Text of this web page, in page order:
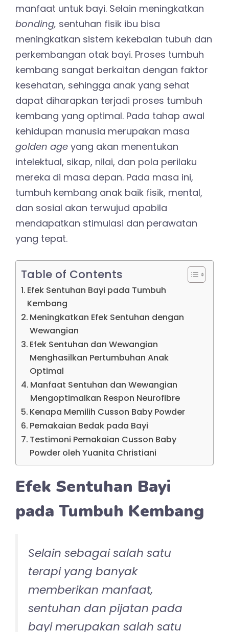
manfaat untuk bayi. Selain meningkatkan
bonding, sentuhan fisik ibu bisa
meningkatkan sistem kekebalan tubuh dan
perkembangan otak bayi. Proses tumbuh
kembang sangat berkaitan dengan faktor
kesehatan, sehingga anak yang sehat
dapat diharapkan terjadi proses tumbuh
kembang yang optimal. Pada tahap awal
kehidupan manusia merupakan masa
golden age yang akan menentukan
intelektual, sikap, nilai, dan pola perilaku
mereka di masa depan. Pada masa ini,
tumbuh kembang anak baik fisik, mental,
dan sosial akan terwujud apabila
mendapatkan stimulasi dan perawatan
yang tepat.
Table of Contents
Efek Sentuhan Bayi pada Tumbuh
Kembang
Meningkatkan Efek Sentuhan dengan
Wewangian
Efek Sentuhan dan Wewangian
Menghasilkan Pertumbuhan Anak
Optimal
Manfaat Sentuhan dan Wewangian
Mengoptimalkan Respon Neurofibre
Kenapa Memilih Cusson Baby Powder
Pemakaian Bedak pada Bayi
Testimoni Pemakaian Cusson Baby
Powder oleh Yuanita Christiani
Efek Sentuhan Bayi
pada Tumbuh Kembang
Selain sebagai salah satu
terapi yang banyak
memberikan manfaat,
sentuhan dan pijatan pada
bayi merupakan salah satu